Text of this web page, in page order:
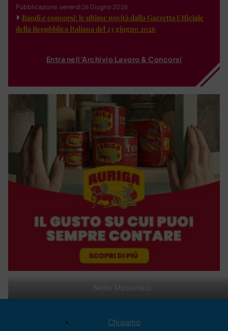
Nello Musumeci
Pubblicazione: venerdì 26 Giugno 2026
Bandi e concorsi: le ultime novità dalla Gazzetta Ufficiale
della Repubblica Italiana del 23 giugno 2026
Entra nell'Archivio Lavoro & Concorsi
Chi siamo